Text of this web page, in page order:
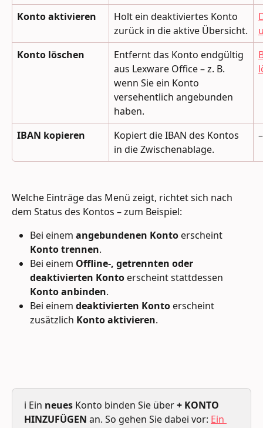
Konto aktivieren
Holt ein deaktiviertes Konto
zurück in die aktive Übersicht.
Konto löschen
Entfernt das Konto endgültig
aus Lexware Office – z. B.
wenn Sie ein Konto
versehentlich angebunden
haben.
IBAN kopieren
Kopiert die IBAN des Kontos
in die Zwischenablage.
–
Welche Einträge das Menü zeigt, richtet sich nach
dem Status des Kontos – zum Beispiel:
Bei einem angebundenen Konto erscheint
Konto trennen.
Bei einem Offline-, getrennten oder
deaktivierten Konto erscheint stattdessen
Konto anbinden.
Bei einem deaktivierten Konto erscheint
zusätzlich Konto aktivieren.
ℹ️ Ein neues Konto binden Sie über + KONTO
HINZUFÜGEN an. So gehen Sie dabei vor: Ein